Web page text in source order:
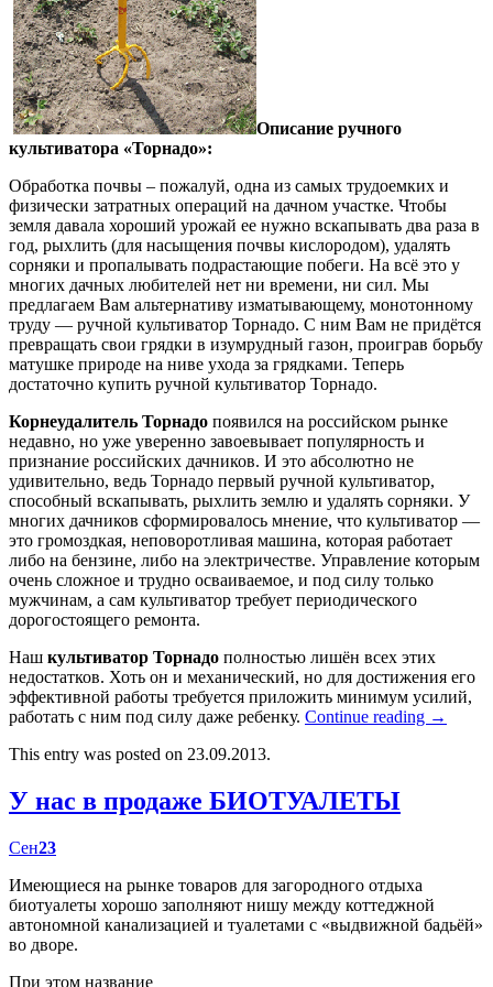
Описание ручного
культиватора «Торнадо»:
Обработка почвы – пожалуй, одна из самых трудоемких и
физически затратных операций на дачном участке. Чтобы
земля давала хороший урожай ее нужно вскапывать два раза в
год, рыхлить (для насыщения почвы кислородом), удалять
сорняки и пропалывать подрастающие побеги. На всё это у
многих дачных любителей нет ни времени, ни сил. Мы
предлагаем Вам альтернативу изматывающему, монотонному
труду — ручной культиватор Торнадо. С ним Вам не придётся
превращать свои грядки в изумрудный газон, проиграв борьбу
матушке природе на ниве ухода за грядками. Теперь
достаточно купить ручной культиватор Торнадо.
Корнеудалитель Торнадо появился на российском рынке
недавно, но уже уверенно завоевывает популярность и
признание российских дачников. И это абсолютно не
удивительно, ведь Торнадо первый ручной культиватор,
способный вскапывать, рыхлить землю и удалять сорняки. У
многих дачников сформировалось мнение, что культиватор —
это громоздкая, неповоротливая машина, которая работает
либо на бензине, либо на электричестве. Управление которым
очень сложное и трудно осваиваемое, и под силу только
мужчинам, а сам культиватор требует периодического
дорогостоящего ремонта.
Наш культиватор Торнадо полностью лишён всех этих
недостатков. Хоть он и механический, но для достижения его
эффективной работы требуется приложить минимум усилий,
работать с ним под силу даже ребенку. Continue reading →
This entry was posted on 23.09.2013.
У нас в продаже БИОТУАЛЕТЫ
Сен23
Имеющиеся на рынке товаров для загородного отдыха
биотуалеты хорошо заполняют нишу между коттеджной
автономной канализацией и туалетами с «выдвижной бадьёй»
во дворе.
При этом название